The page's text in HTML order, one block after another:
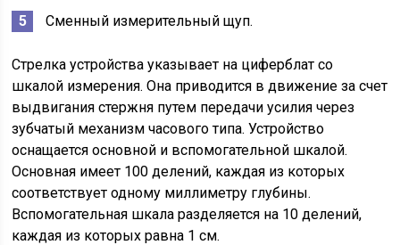
Сменный измерительный щуп.
Стрелка устройства указывает на циферблат со
шкалой измерения. Она приводится в движение за счет
выдвигания стержня путем передачи усилия через
зубчатый механизм часового типа. Устройство
оснащается основной и вспомогательной шкалой.
Основная имеет 100 делений, каждая из которых
соответствует одному миллиметру глубины.
Вспомогательная шкала разделяется на 10 делений,
каждая из которых равна 1 см.